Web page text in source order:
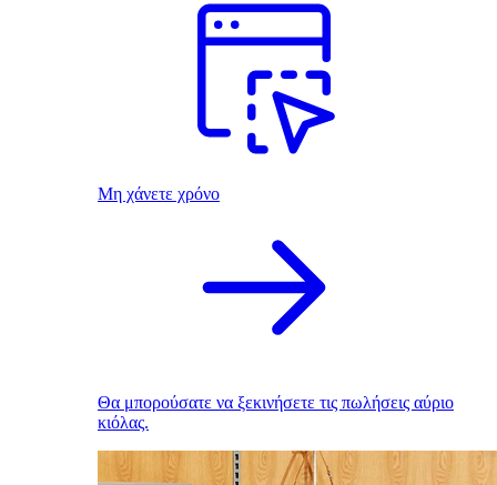
Μη χάνετε χρόνο
Θα μπορούσατε να ξεκινήσετε τις πωλήσεις αύριο
κιόλας.